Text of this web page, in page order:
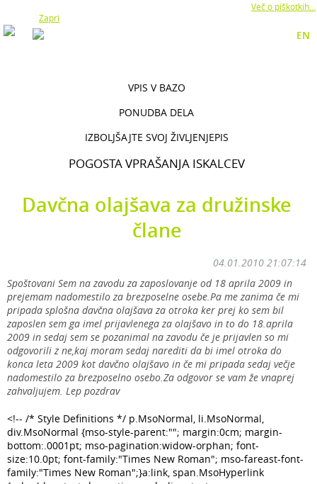
Več o piškotkih...
Zapri
EN
VPIS V BAZO
PONUDBA DELA
IZBOLJŠAJTE SVOJ ŽIVLJENJEPIS
POGOSTA VPRAŠANJA ISKALCEV
Davčna olajšava za družinske
člane
04.01.2010 21:07:14
Spoštovani Sem na zavodu za zaposlovanje od 18 aprila 2009 in
prejemam nadomestilo za brezposelne osebe.Pa me zanima če mi
pripada splošna davčna olajšava za otroka ker prej ko sem bil
zaposlen sem ga imel prijavlenega za olajšavo in to do 18.aprila
2009 in sedaj sem se pozanimal na zavodu če je prijavlen so mi
odgovorili z ne,kaj moram sedaj narediti da bi imel otroka do
konca leta 2009 kot davčno olajšavo in če mi pripada sedaj večje
nadomestilo za brezposelno osebo.Za odgovor se vam že vnaprej
zahvaljujem. Lep pozdrav
<!-- /* Style Definitions */ p.MsoNormal, li.MsoNormal,
div.MsoNormal {mso-style-parent:""; margin:0cm; margin-
bottom:.0001pt; mso-pagination:widow-orphan; font-
size:10.0pt; font-family:"Times New Roman"; mso-fareast-font-
family:"Times New Roman";}a:link, span.MsoHyperlink